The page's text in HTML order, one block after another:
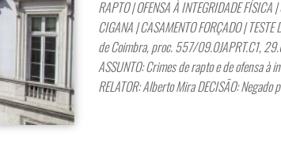
RAPTO | OFENSA À INTEGRIDADE FÍSICA
CIGANA | CASAMENTO FORÇADO |
de Coimbra, proc. 557/09.0JAPRT.C1,
ASSUNTO: Crimes de rapto e de ofensa à
RELATOR: Alberto Mira DECISÃO: